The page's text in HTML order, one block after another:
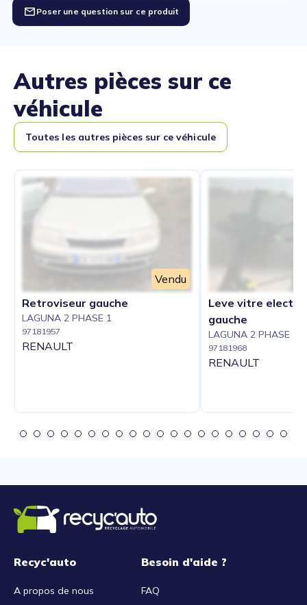
Poser une question sur ce produit
Autres pièces sur ce
véhicule
Toutes les autres pièces sur ce véhicule
Vendu
Retroviseur gauche
LAGUNA 2 PHASE 1
97181957
RENAULT
Leve vitre
gauche
LAGUNA 2 PHASE 1
97181968
RENAULT
Recyc'auto
A propos de nous
Besoin d'aide ?
FAQ